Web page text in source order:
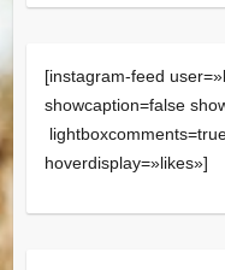
[instagram-feed
showcaption=false
hoverdisplay=»likes»]